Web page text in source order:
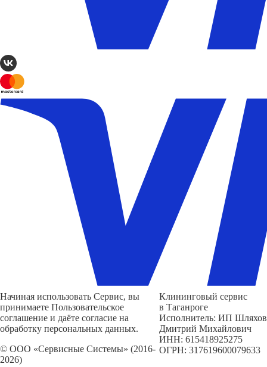
Начиная использовать Сервис, вы
принимаете Пользовательское
соглашение и даёте согласие на
обработку персональных данных.
© ООО «Сервисные Системы» (2016-
2026)
Клининговый сервис
в Таганроге
Исполнитель: ИП Шляхов
Дмитрий Михайлович
ИНН: 615418925275
ОГРН: 317619600079633